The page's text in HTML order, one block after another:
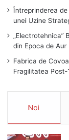
Întreprinderea
unei Uzine
„Electrotehnica”
din Epoca de Aur
Fabrica de
Fragilitatea Post-
Noi